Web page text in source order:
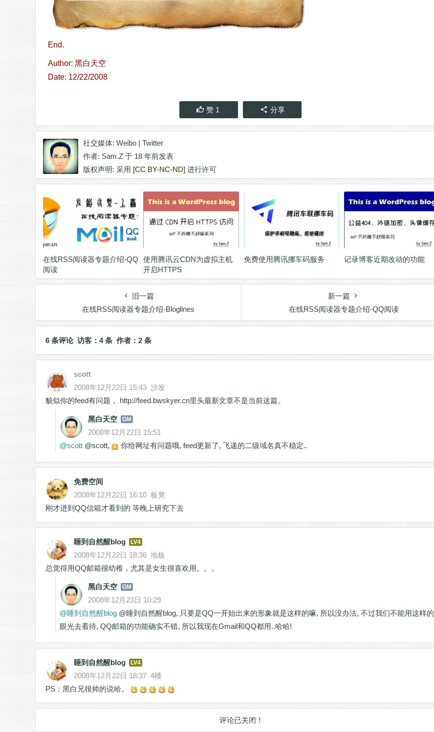
End.
Author: 黑白天空
Date: 12/22/2008
赞 1 分享
社交媒体: Weibo | Twitter
作者: Sam.Z 于 18 年前发表
版权声明: 采用 [CC BY-NC-ND] 进行许可
在线RSS阅读器专题介绍-QQ
阅读
使用腾讯云CDN为虚拟主机
开启HTTPS
免费使用腾讯挪车码服务 记录博客近期改动的功能
旧一篇
在线RSS阅读器专题介绍-Bloglines
新一篇
在线RSS阅读器专题介绍-QQ阅读
6 条评论 访客：4 条 作者：2 条
scott
2008年12月22日 15:43 沙发
貌似你的feed有问题， http://feed.bwskyer.cn里头最新文章不是当前这篇。
黑白天空 GM
2008年12月22日 15:51
@scott @scott, 你给网址有问题哦, feed更新了, 飞递的二级域名真不稳定..
免费空间
2008年12月22日 16:10 板凳
刚才进到QQ信箱才看到的 等晚上研究下去
睡到自然醒blog LV4
2008年12月22日 18:36 地板
总觉得用QQ邮箱很幼稚，尤其是女生很喜欢用。。。
黑白天空 GM
2008年12月23日 10:29
@睡到自然醒blog @睡到自然醒blog, 只要是QQ一开始出来的形象就是这样的嘛, 所以没办法, 不过我们不能用这样的
眼光去看待, QQ邮箱的功能确实不错, 所以我现在Gmail和QQ都用..哈哈!
睡到自然醒blog LV4
2008年12月22日 18:37 4楼
PS：黑白兄很帅的说哈。
评论已关闭！